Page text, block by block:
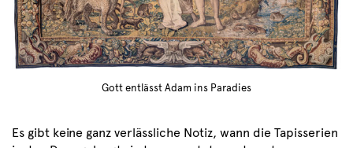
Gott entlässt Adam ins Paradies
Es gibt keine ganz verlässliche Notiz, wann die Tapisserien